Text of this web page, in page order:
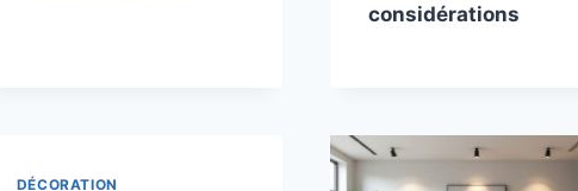
considérations
DÉCORATION